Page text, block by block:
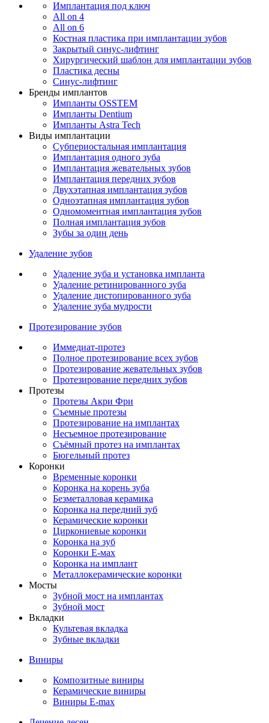
Имплантация под ключ
All on 4
All on 6
Костная пластика при имплантации зубов
Закрытый синус-лифтинг
Хирургический шаблон для имплантации зубов
Пластика десны
Синус-лифтинг
Бренды имплантов
Импланты OSSTEM
Импланты Dentium
Импланты Astra Tech
Виды имплантации
Субпериостальная имплантация
Имплантация одного зуба
Имплантация жевательных зубов
Имплантация передних зубов
Двухэтапная имплантация зубов
Одноэтапная имплантация зубов
Одномоментная имплантация зубов
Полная имплантация зубов
Зубы за один день
Удаление зубов
Удаление зуба и установка импланта
Удаление ретинированного зуба
Удаление дистопированного зуба
Удаление зуба мудрости
Протезирование зубов
Иммедиат-протез
Полное протезирование всех зубов
Протезирование жевательных зубов
Протезирование передних зубов
Протезы
Протезы Акри Фри
Съемные протезы
Протезирование на имплантах
Несъемное протезирование
Съёмный протез на имплантах
Бюгельный протез
Коронки
Временные коронки
Коронка на корень зуба
Безметалловая керамика
Коронка на передний зуб
Керамические коронки
Циркониевые коронки
Коронка на зуб
Коронки Е-мах
Коронка на имплант
Металлокерамические коронки
Мосты
Зубной мост на имплантах
Зубной мост
Вкладки
Культевая вкладка
Зубные вкладки
Виниры
Композитные виниры
Керамические виниры
Виниры E-max